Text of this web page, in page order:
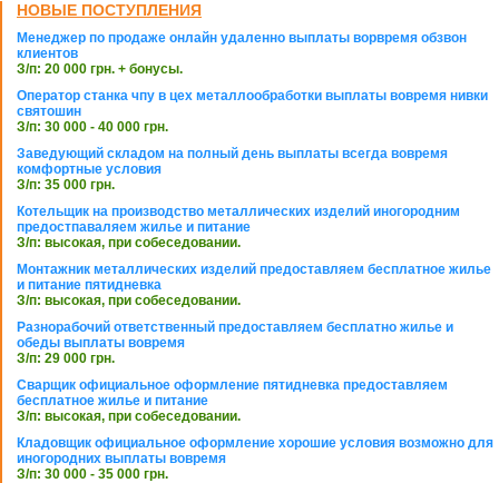
НОВЫЕ ПОСТУПЛЕНИЯ
Менеджер по продаже онлайн удаленно выплаты ворвремя обзвон
клиентов
З/п: 20 000 грн. + бонусы.
Оператор станка чпу в цех металлообработки выплаты вовремя нивки
святошин
З/п: 30 000 - 40 000 грн.
Заведующий складом на полный день выплаты всегда вовремя
комфортные условия
З/п: 35 000 грн.
Котельщик на производство металлических изделий иногородним
предостпаваляем жилье и питание
З/п: высокая, при собеседовании.
Монтажник металлических изделий предоставляем бесплатное жилье
и питание пятидневка
З/п: высокая, при собеседовании.
Разнорабочий ответственный предоставляем бесплатно жилье и
обеды выплаты вовремя
З/п: 29 000 грн.
Сварщик официальное оформление пятидневка предоставляем
бесплатное жилье и питание
З/п: высокая, при собеседовании.
Кладовщик официальное оформление хорошие условия возможно для
иногородних выплаты вовремя
З/п: 30 000 - 35 000 грн.